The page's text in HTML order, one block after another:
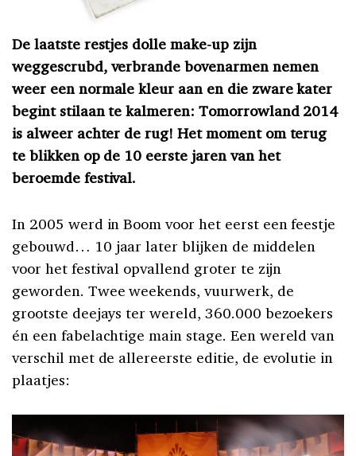
De laatste restjes dolle make-up zijn
weggescrubd, verbrande bovenarmen nemen
weer een normale kleur aan en die zware kater
begint stilaan te kalmeren: Tomorrowland 2014
is alweer achter de rug! Het moment om terug
te blikken op de 10 eerste jaren van het
beroemde festival.
In 2005 werd in Boom voor het eerst een feestje
gebouwd… 10 jaar later blijken de middelen
voor het festival opvallend groter te zijn
geworden. Twee weekends, vuurwerk, de
grootste deejays ter wereld, 360.000 bezoekers
én een fabelachtige main stage. Een wereld van
verschil met de allereerste editie, de evolutie in
plaatjes: